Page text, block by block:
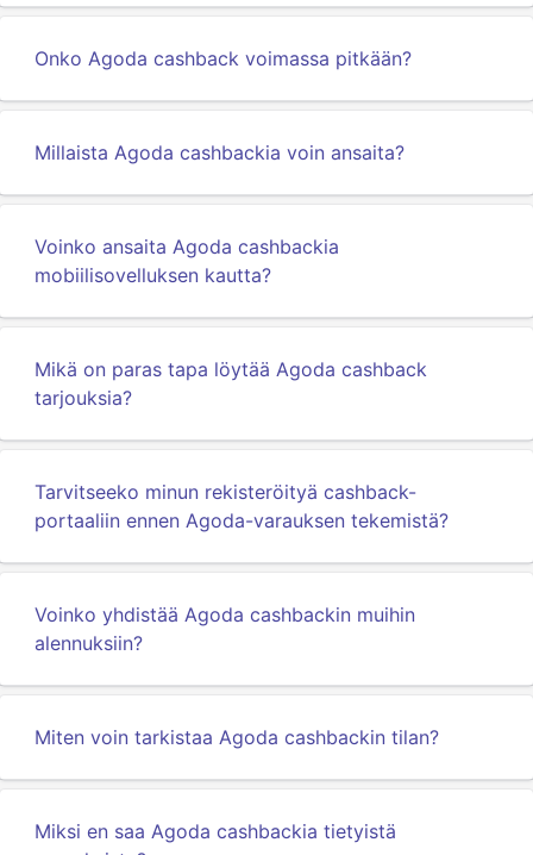
Onko Agoda cashback voimassa pitkään?
Millaista Agoda cashbackia voin ansaita?
Voinko ansaita Agoda cashbackia
mobiilisovelluksen kautta?
Mikä on paras tapa löytää Agoda cashback
tarjouksia?
Tarvitseeko minun rekisteröityä cashback-
portaaliin ennen Agoda-varauksen tekemistä?
Voinko yhdistää Agoda cashbackin muihin
alennuksiin?
Miten voin tarkistaa Agoda cashbackin tilan?
Miksi en saa Agoda cashbackia tietyistä